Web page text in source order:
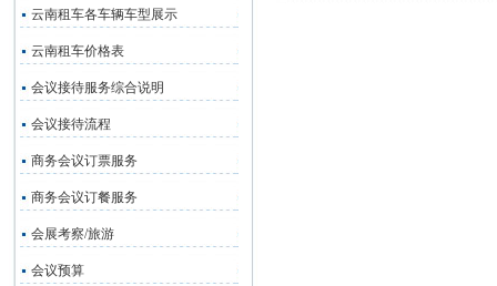
云南租车各车辆车型展示
云南租车价格表
会议接待服务综合说明
会议接待流程
商务会议订票服务
商务会议订餐服务
会展考察/旅游
会议预算